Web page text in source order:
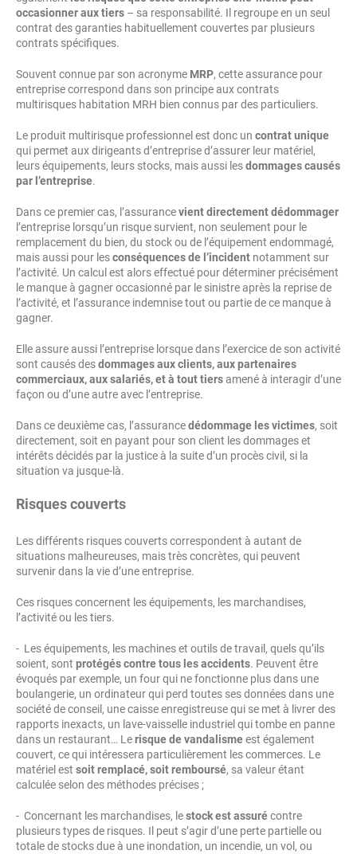
occasionner aux tiers – sa responsabilité. Il regroupe en un seul
contrat des garanties habituellement couvertes par plusieurs
contrats spécifiques.
Souvent connue par son acronyme MRP, cette assurance pour
entreprise correspond dans son principe aux contrats
multirisques habitation MRH bien connus par des particuliers.
Le produit multirisque professionnel est donc un contrat unique
qui permet aux dirigeants d’entreprise d’assurer leur matériel,
leurs équipements, leurs stocks, mais aussi lesdommages causés
par l’entreprise.
Dans ce premier cas, l’assurancevient directement dédommager
l’entreprise lorsqu’un risque survient, non seulement pour le
remplacement du bien, du stock ou de l’équipement endommagé,
mais aussi pour lesconséquences de l’incident notamment sur
l’activité. Un calcul est alors effectué pour déterminer précisément
le manque à gagner occasionné par le sinistre après la reprise de
l’activité, et l’assurance indemnise tout ou partie de ce manque à
gagner.
Elle assure aussi l’entreprise lorsque dans l’exercice de son activité
sont causés desdommages aux clients, aux partenaires
commerciaux, aux salariés, et à tout tiersamené à interagir d’une
façon ou d’une autre avec l’entreprise.
Dans ce deuxième cas, l’assurancedédommage les victimes, soit
directement, soit en payant pour son client les dommages et
intérêts décidés par la justice à la suite d’un procès civil, si la
situation va jusque-là.
Risques couverts
Les différents risques couverts correspondent à autant de
situations malheureuses, mais très concrètes, qui peuvent
survenir dans la vie d’une entreprise.
Ces risques concernent les équipements, les marchandises,
l’activité ou les tiers.
- Les équipements, les machines et outils de travail, quels qu’ils
soient, sont protégés contre tous les accidents. Peuvent être
évoqués par exemple, un four qui ne fonctionne plus dans une
boulangerie, un ordinateur qui perd toutes ses données dans une
société de conseil, une caisse enregistreuse qui se met à livrer des
rapports inexacts, un lave-vaisselle industriel qui tombe en panne
dans un restaurant… Lerisque de vandalismeest également
couvert, ce qui intéressera particulièrement les commerces. Le
matériel est soit remplacé, soit remboursé, sa valeur étant
calculée selon des méthodes précises ;
- Concernant les marchandises, lestock est assurécontre
plusieurs types de risques. Il peut s’agir d’une perte partielle ou
totale de stocks due à une inondation, un incendie, un vol, ou